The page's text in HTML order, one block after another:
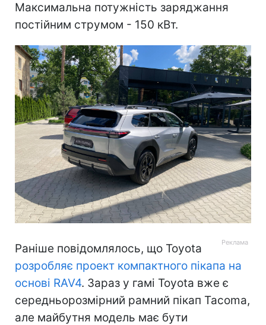
Максимальна потужність заряджання
постійним струмом - 150 кВт.
Раніше повідомлялось, що Toyota
розробляє проект компактного пікапа на
основі RAV4. Зараз у гамі Toyota вже є
середньорозмірний рамний пікап Tacoma,
але майбутня модель має бути